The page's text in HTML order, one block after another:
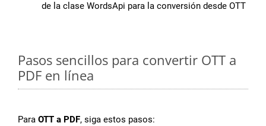
de la clase WordsApi para la conversión desde OTT
Pasos sencillos para convertir OTT a
PDF en línea
Para OTT a PDF, siga estos pasos: